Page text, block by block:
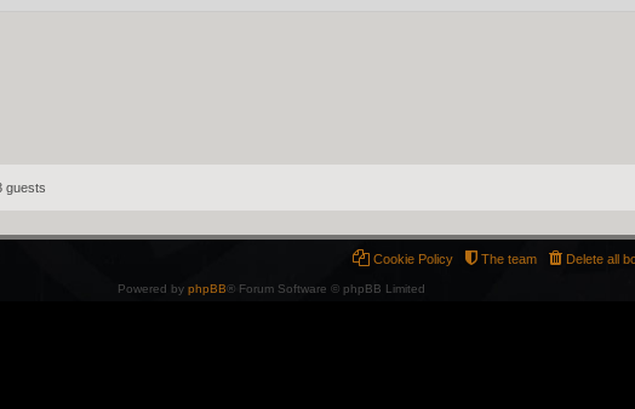
guests
Delete all
The team
Cookie Policy
Powered by phpBB® Forum Software © phpBB Limited